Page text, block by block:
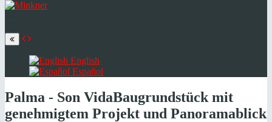
language
English
Español
Palma - Son VidaBaugrundstück mit
genehmigtem Projekt und Panoramablick